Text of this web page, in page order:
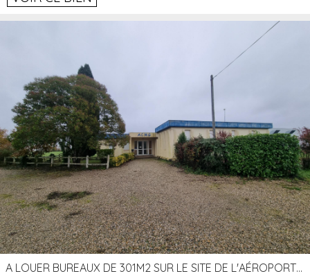
A LOUER BUREAUX DE 301M2 SUR LE SITE DE L'AÉROPORT AGEN LA GARENNE